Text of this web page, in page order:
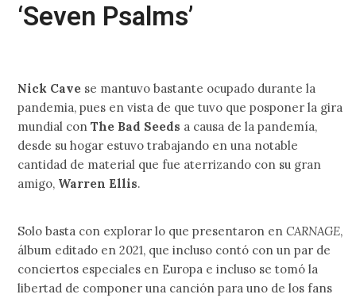
‘Seven Psalms’
Nick Cave se mantuvo bastante ocupado durante la
pandemia, pues en vista de que tuvo que posponer la gira
mundial conThe Bad Seeds a causa de la pandemía,
desde su hogar estuvo trabajando en una notable
cantidad de material que fue aterrizando con su gran
amigo, Warren Ellis.
Solo basta con explorar lo que presentaron enCARNAGE,
álbum editado en 2021, que incluso contó con un par de
conciertos especiales en Europa e incluso se tomó la
libertad de componer una canción para uno de los fans